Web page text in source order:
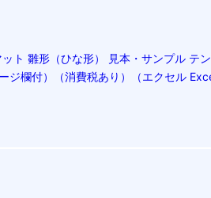
ト 雛形（ひな形） 見本・サンプル テ
欄付）（消費税あり）（エクセル